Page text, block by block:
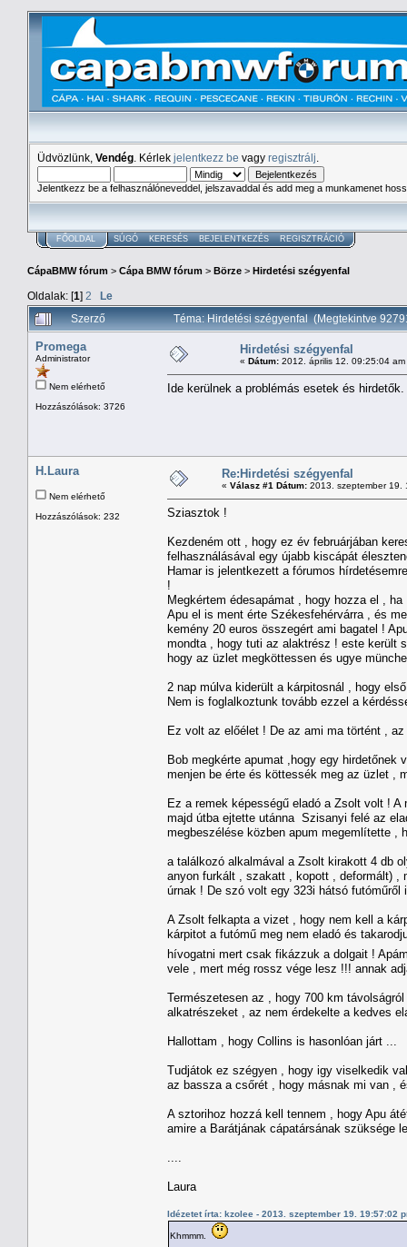
Üdvözlünk, Vendég . Kérlek jelentkezz be vagy regisztrálj
Jelentkezz be a felhasználóneveddel, jelszavaddal és add meg a munkamenet
FŐOLDAL SÚGÓ KERESÉS BEJELENTKEZÉS REGISZTRÁCIÓ
CápaBMW fórum > Cápa BMW fórum > Börze > Hirdetési szégyenfal
Oldalak: [1] 2
Le
Szerző
Téma: Hirdetési szégyenfal (Megtekintve
Promega
Administrator
Nem elérhető
Hozzászólások: 3726
Hirdetési szégyenfal
« Dátum: 2012. április 12. 09:25:04 am
Ide kerülnek a problémás esetek és hirdetők.
H.Laura
Nem elérhető
Hozzászólások: 232
Re:Hirdetési szégyenfal
« Válasz #1 Dátum: 2013. szeptember 19.
Sziasztok !
Kezdeném ott , hogy ez év februárjában
felhasználásával egy újabb kiscápát
Hamar is jelentkezett a fórumos
!
Megkértem édesapámat , hogy hozza el , ha
Apu el is ment érte Székesfehérvárra , és
kemény 20 euros összegért ami bagatel !
mondta , hogy tuti az alaktrész ! este került
hogy az üzlet megköttessen és ugye
2 nap múlva kiderült a kárpitosnál , hogy
Nem is foglalkoztunk tovább ezzel a
Ez volt az előélet ! De az ami ma történt ,
Bob megkérte apumat ,hogy egy hirdetőnek
menjen be érte és köttessék meg az üzlet ,
Ez a remek képességű eladó a Zsolt volt !
majd útba ejtette utánna Szisanyi felé az
megbeszélése közben apum megemlítette ,
a találkozó alkalmával a Zsolt kirakott 4 db
anyon furkált , szakatt , kopott , deformált) ,
úrnak ! De szó volt egy 323i hátsó
A Zsolt felkapta a vizet , hogy nem kell a
kárpitot a futómű meg nem eladó és
hívogatni mert csak fikázzuk a dolgait !
vele , mert még rossz vége lesz !!! annak
Természetesen az , hogy 700 km
alkatrészeket , az nem érdekelte a kedves
Hallottam , hogy Collins is hasonlóan járt ...
Tudjátok ez szégyen , hogy igy viselkedik
az bassza a csőrét , hogy másnak mi van ,
A sztorihoz hozzá kell tennem , hogy Apu
amire a Barátjának cápatársának szüksége
Laura
Idézetet írta: kzolee - 2013. szeptember 19. 19:57:02
Khmmm.